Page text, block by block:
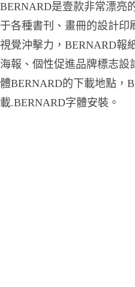
BERNARD是壹款非常漂亮
于各種書刊、畫冊的設計印
視覺沖擊力，BERNARD報
海報、個性促進品牌標志設
體BERNARD的下載地點，
載.BERNARD字體安裝。